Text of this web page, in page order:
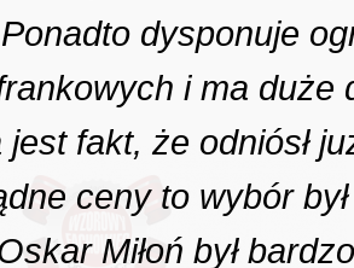
dysponuje
i ma duże
fakt, że odniósł
ceny to wybór
Miłoń był